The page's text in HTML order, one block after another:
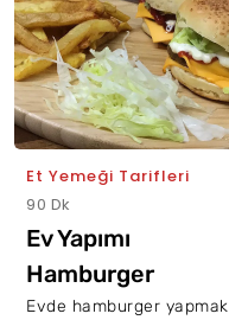
Et Yemeği Tarifleri
90 Dk
Ev Yapımı
Hamburger
Evde hamburger yapmak